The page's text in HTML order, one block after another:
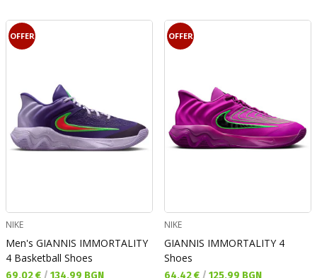
OFFER
NIKE
Men's GIANNIS IMMORTALITY
4 Basketball Shoes
Текуща цена:
69,02 € / 134,99 BGN
OFFER
NIKE
GIANNIS IMMORTALITY 4
Shoes
Текуща цена:
64,42 € / 125,99 BGN